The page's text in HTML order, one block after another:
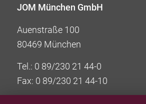
JOM München GmbH
Auenstraße 100
80469 München
Tel.: 0 89/230 21 44-0
Fax: 0 89/230 21 44-10